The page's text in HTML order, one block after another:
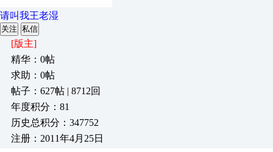
请叫我王老湿
关注 私信
[版主]
精华：0帖
求助：0帖
帖子：627帖 | 8712回
年度积分：81
历史总积分：347752
注册：2011年4月25日